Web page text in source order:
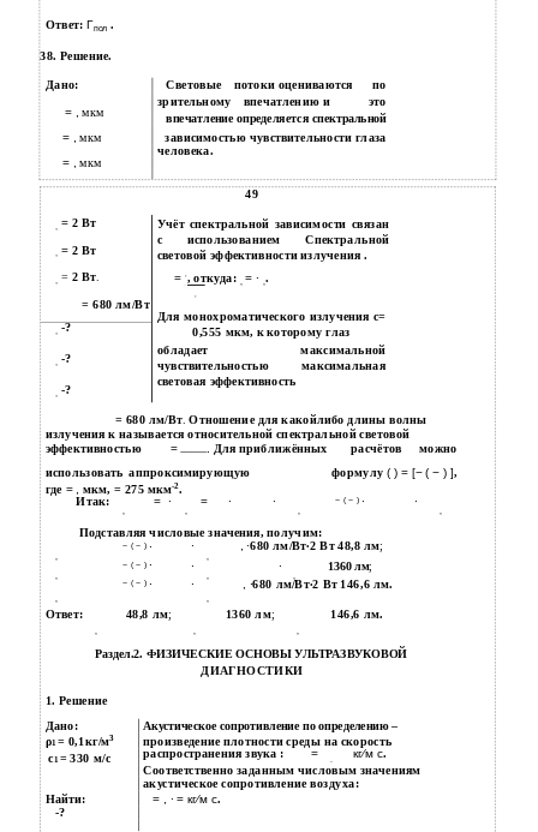
Ответ:Гпол .
38. Решение.
Дано: Световые потоки оцениваются по
= ,мкм
зрительному впечатлению и это
впечатление определяется спектральной
= ,мкм
зависимостью чувствительности глаза
= ,мкм
человека.
= 2 Вт
, = 2 Вт
, = 2 Вт.
= 680 лм/Вт
, -?
, -?
, -?
49
Учёт спектральной зависимости связан
с использованием Спектральной
световой эффективности излучения .
=,, откуда: ,= ∙ ,.
,
Для монохроматического излучения с=
0,555 мкм, к которому глаз
обладает максимальной
чувствительностью максимальная
световая эффективность
= 680 лм/Вт.Отношение для какойлибо длины волны
излучения к называется относительной спектральной световой
эффективностью
= . Для приближённых расчётов можно
формулу ( ) = [− ( − ) ],
использовать аппроксимирующую
где = , мкм, = 275 мкм-2.
− ( − ) ∙
Итак: = ∙ = ∙ ∙ ∙
, , , ,
Подставляя числовые значения, получим:
− ( − ) ∙ ∙ , ∙680 лм/Вт∙2 Вт 48,8 лм;
,
− ( − ) ∙
,
∙ ∙ 1360 лм;
− ( − ) ∙ ∙ , ∙680 лм/Вт∙2 Вт 146,6 лм.
, ,
Ответ: 48,8 лм; 1360 лм; 146,6 лм.
, , ,
Раздел.2. ФИЗИЧЕСКИЕ ОСНОВЫ УЛЬТРАЗВУКОВОЙ
ДИАГНОСТИКИ
1. Решение
Дано: Акустическое сопротивление по определению –
ρ1 = 0,1кг/м3
произведение плотности среды на скорость
с1 = 330 м/с распространения звука : = ∙ кг⁄м с.
Соответственно заданным числовым значениям
акустическое сопротивление воздуха:
Найти:
= , ∙ = кг⁄м с.
-?